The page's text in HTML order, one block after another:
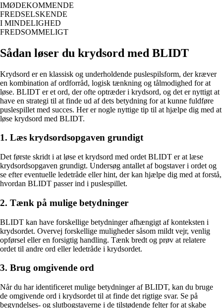
IMØDEKOMMENDE
FREDSELSKENDE
I MINDELIGHED
FREDSOMMELIGT
Sådan løser du krydsord med BLIDT
Krydsord er en klassisk og underholdende puslespilsform, der kræver
en kombination af ordforråd, logisk tænkning og tålmodighed for at
løse. BLIDT er et ord, der ofte optræder i krydsord, og det er nyttigt at
have en strategi til at finde ud af dets betydning for at kunne fuldføre
puslespillet med succes. Her er nogle nyttige tip til at hjælpe dig med at
løse krydsord med BLIDT.
1. Læs krydsordsopgaven grundigt
Det første skridt i at løse et krydsord med ordet BLIDT er at læse
krydsordsopgaven grundigt. Undersøg antallet af bogstaver i ordet og
se efter eventuelle ledetråde eller hint, der kan hjælpe dig med at forstå,
hvordan BLIDT passer ind i puslespillet.
2. Tænk på mulige betydninger
BLIDT kan have forskellige betydninger afhængigt af konteksten i
krydsordet. Overvej forskellige muligheder såsom mildt vejr, venlig
opførsel eller en forsigtig handling. Tænk bredt og prøv at relatere
ordet til andre ord eller ledetråde i krydsordet.
3. Brug omgivende ord
Når du har identificeret mulige betydninger af BLIDT, kan du bruge
de omgivende ord i krydsordet til at finde det rigtige svar. Se på
begyndelses- og slutbogstaverne i de tilstødende felter for at skabe